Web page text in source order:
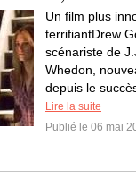
Un film plus
terrifiantDrew
scénariste de
Whedon,
depuis le
Lire la suite
Publié le 06 mai